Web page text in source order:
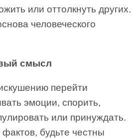
или оттолкнуть других.
человеческого
смысл
перейти
эмоции, спорить,
или принуждать.
будьте честны